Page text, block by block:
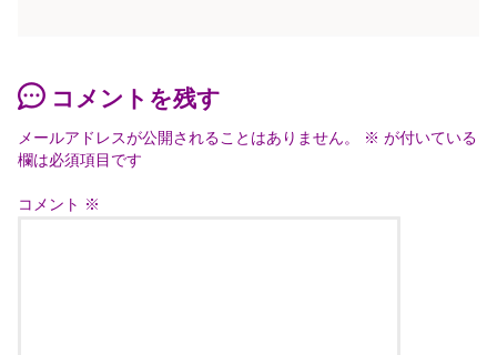
コメントを残す
メールアドレスが公開されることはありません。 ※ が付いている
欄は必須項目です
コメント ※